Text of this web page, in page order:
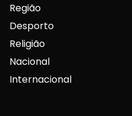
Região
Desporto
Religião
Nacional
Internacional